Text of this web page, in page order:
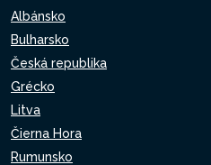
Albánsko
Bulharsko
Česká republika
Grécko
Litva
Čierna Hora
Rumunsko